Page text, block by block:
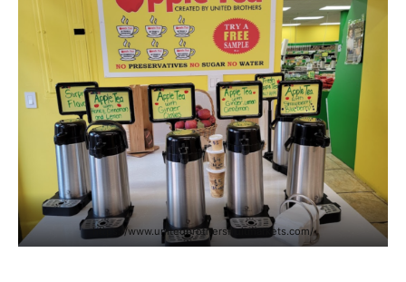
https://www.unitedbrothersfruitmarkets.com/